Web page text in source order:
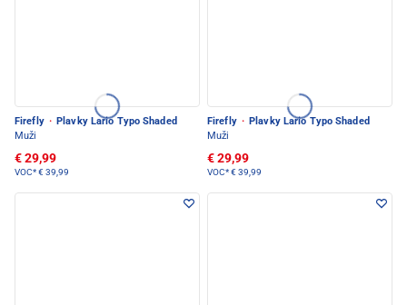
Firefly · Plavky Lario Typo Shaded
Muži
€ 29,99
VOC*€ 39,99
Firefly · Plavky Lario Typo Shaded
Muži
€ 29,99
VOC*€ 39,99